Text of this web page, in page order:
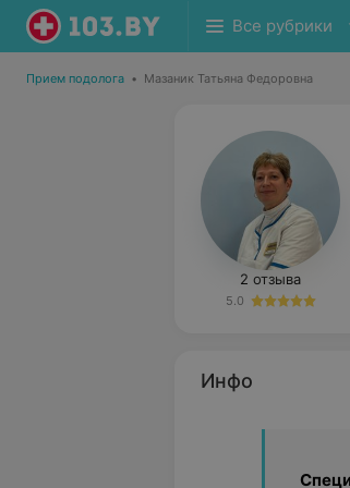
Все рубрики
Прием подолога • Мазаник Татьяна Федоровна
2 отзыва
5.0
Инфо